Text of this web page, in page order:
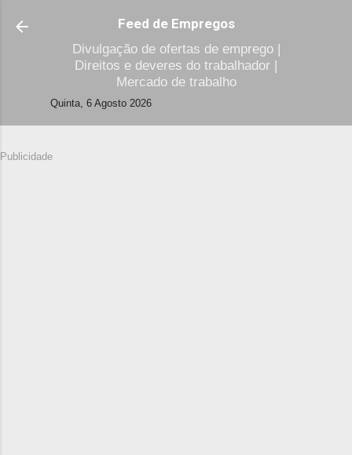
Avançar para o conteúdo principal
Feed de Empregos
Divulgação de ofertas de emprego |
Direitos e deveres do trabalhador |
Mercado de trabalho
Quinta, 6 Agosto 2026
Publicidade